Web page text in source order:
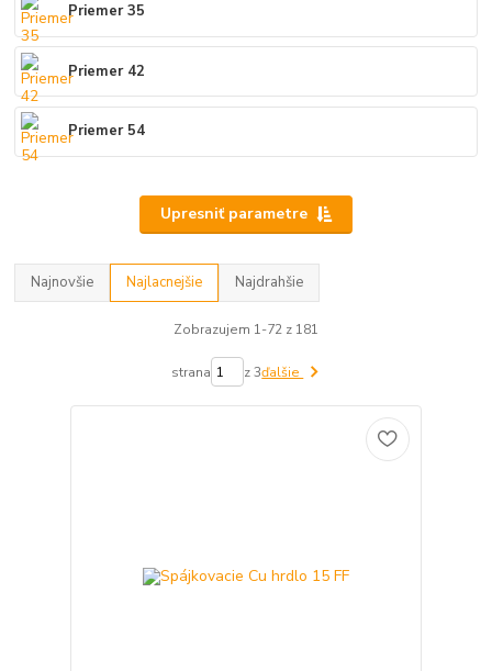
Priemer 35
Priemer 42
Priemer 54
Upresniť parametre
Najnovšie Najlacnejšie Najdrahšie
Zobrazujem 1-72 z 181
strana z 3ďalšie